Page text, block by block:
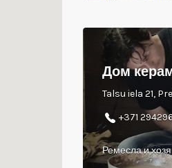
Дом
Talsu iela 21,
+371
Ремесла и